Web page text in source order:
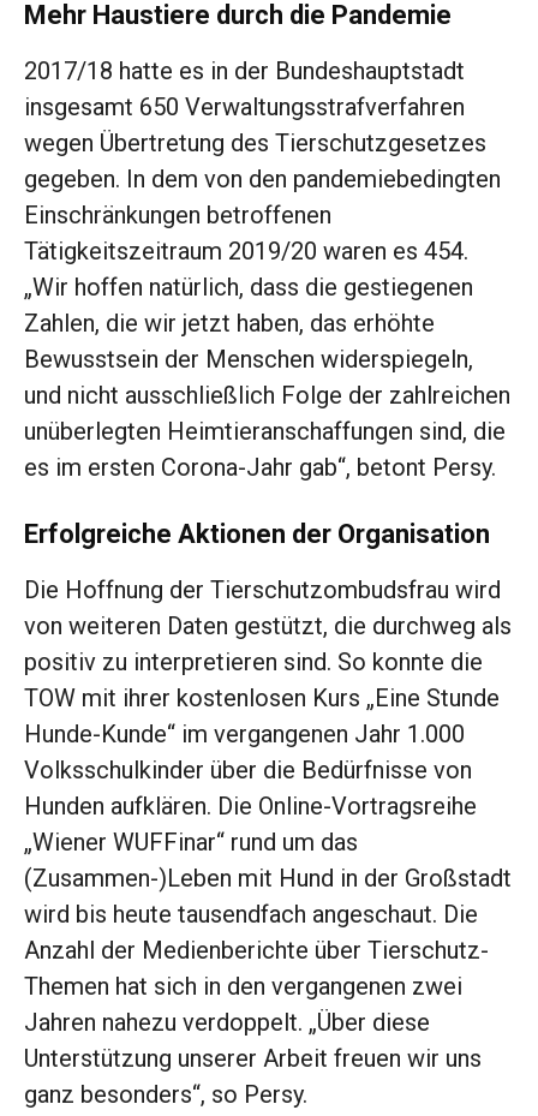
Mehr Haustiere durch die Pandemie
2017/18 hatte es in der Bundeshauptstadt
insgesamt 650 Verwaltungsstrafverfahren
wegen Übertretung des Tierschutzgesetzes
gegeben. In dem von den pandemiebedingten
Einschränkungen betroffenen
Tätigkeitszeitraum 2019/20 waren es 454.
„Wir hoffen natürlich, dass die gestiegenen
Zahlen, die wir jetzt haben, das erhöhte
Bewusstsein der Menschen widerspiegeln,
und nicht ausschließlich Folge der zahlreichen
unüberlegten Heimtieranschaffungen sind, die
es im ersten Corona-Jahr gab“, betont Persy.
Erfolgreiche Aktionen der Organisation
Die Hoffnung der Tierschutzombudsfrau wird
von weiteren Daten gestützt, die durchweg als
positiv zu interpretieren sind. So konnte die
TOW mit ihrer kostenlosen Kurs „Eine Stunde
Hunde-Kunde“ im vergangenen Jahr 1.000
Volksschulkinder über die Bedürfnisse von
Hunden aufklären. Die Online-Vortragsreihe
„Wiener WUFFinar“ rund um das
(Zusammen-)Leben mit Hund in der Großstadt
wird bis heute tausendfach angeschaut. Die
Anzahl der Medienberichte über Tierschutz-
Themen hat sich in den vergangenen zwei
Jahren nahezu verdoppelt. „Über diese
Unterstützung unserer Arbeit freuen wir uns
ganz besonders“, so Persy.